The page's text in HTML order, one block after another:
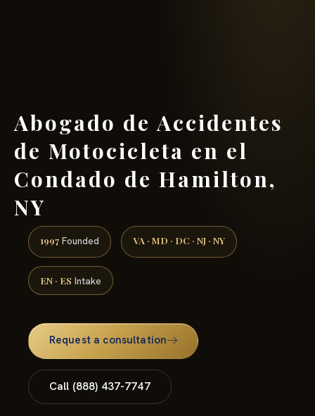
Abogado de Accidentes
de Motocicleta en el
Condado de Hamilton,
NY
1997 Founded VA · MD · DC · NJ · NY
EN · ES Intake
Request a consultation
Call (888) 437-7747